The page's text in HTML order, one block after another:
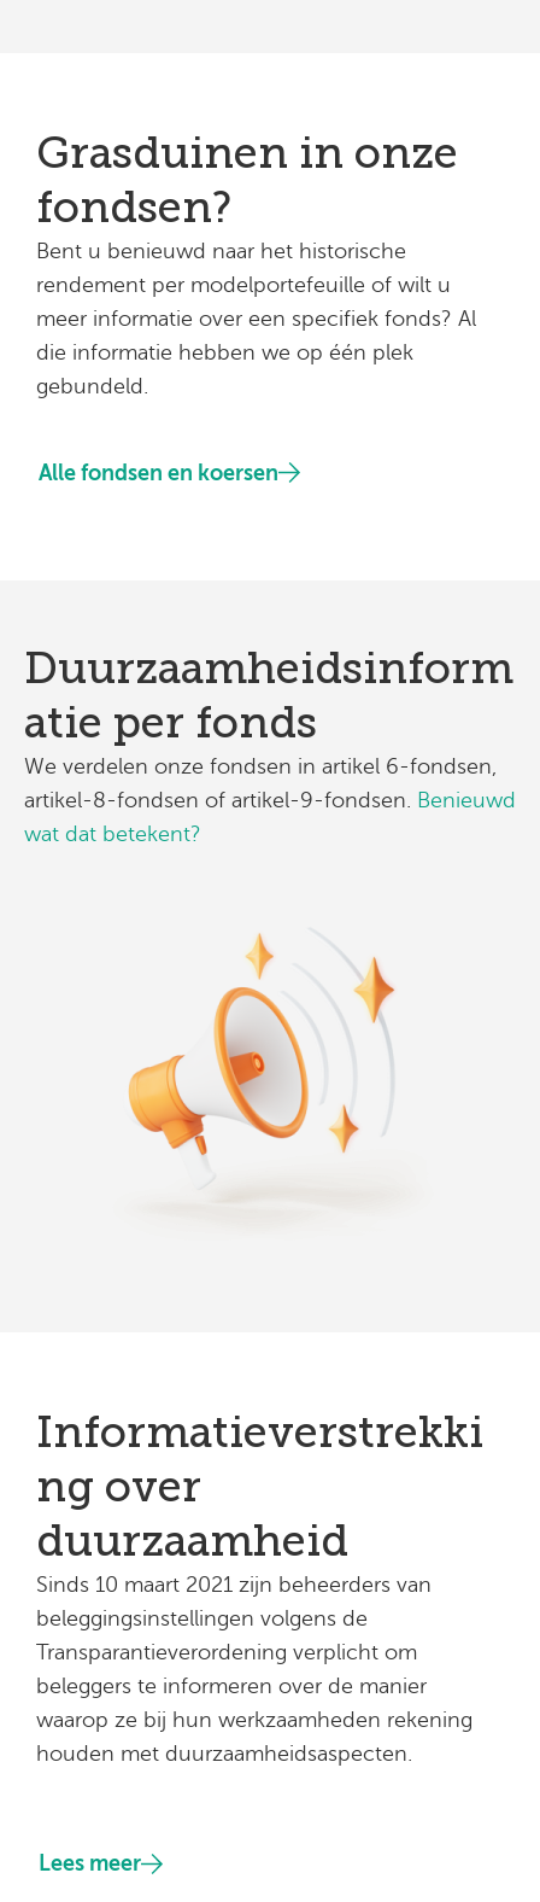
Grasduinen in onze
fondsen?
Bent u benieuwd naar het historische
rendement per modelportefeuille of wilt u
meer informatie over een specifiek fonds? Al
die informatie hebben we op één plek
gebundeld.
Alle fondsen en koersen
Duurzaamheidsinform
atie per fonds
We verdelen onze fondsen in artikel 6-fondsen,
artikel-8-fondsen of artikel-9-fondsen. Benieuwd
wat dat betekent?
Informatieverstrekki
ng over
duurzaamheid
Sinds 10 maart 2021 zijn beheerders van
beleggingsinstellingen volgens de
Transparantieverordening verplicht om
beleggers te informeren over de manier
waarop ze bij hun werkzaamheden rekening
houden met duurzaamheidsaspecten.
Lees meer